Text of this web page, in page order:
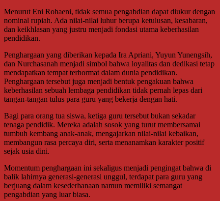
Menurut Eni Rohaeni, tidak semua pengabdian dapat diukur dengan
nominal rupiah. Ada nilai-nilai luhur berupa ketulusan, kesabaran,
dan keikhlasan yang justru menjadi fondasi utama keberhasilan
pendidikan.
Penghargaan yang diberikan kepada Ira Apriani, Yuyun Yunengsih,
dan Nurchasanah menjadi simbol bahwa loyalitas dan dedikasi tetap
mendapatkan tempat terhormat dalam dunia pendidikan.
Penghargaan tersebut juga menjadi bentuk pengakuan bahwa
keberhasilan sebuah lembaga pendidikan tidak pernah lepas dari
tangan-tangan tulus para guru yang bekerja dengan hati.
Bagi para orang tua siswa, ketiga guru tersebut bukan sekadar
tenaga pendidik. Mereka adalah sosok yang turut membersamai
tumbuh kembang anak-anak, mengajarkan nilai-nilai kebaikan,
membangun rasa percaya diri, serta menanamkan karakter positif
sejak usia dini.
Momentum penghargaan ini sekaligus menjadi pengingat bahwa di
balik lahirnya generasi-generasi unggul, terdapat para guru yang
berjuang dalam kesederhanaan namun memiliki semangat
pengabdian yang luar biasa.